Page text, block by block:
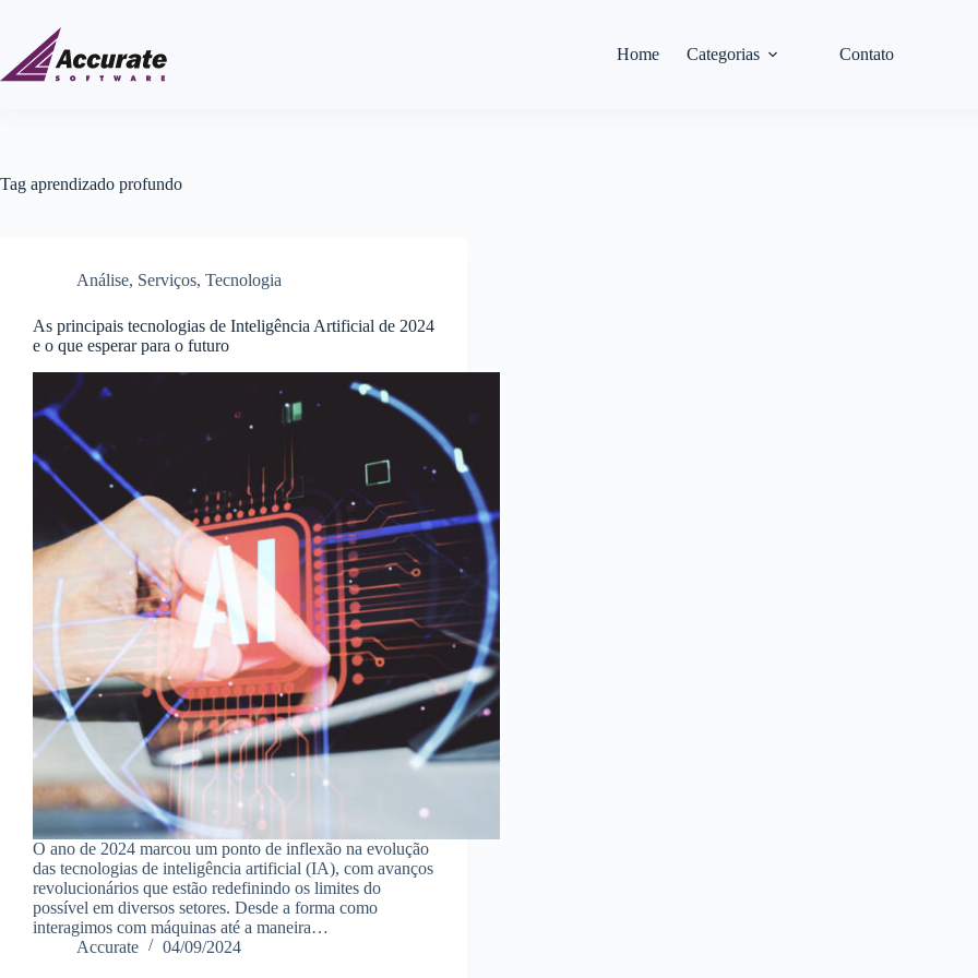
Home Categorias Contato
Tag aprendizado profundo
Análise, Serviços, Tecnologia
As principais tecnologias de Inteligência Artificial de 2024
e o que esperar para o futuro
O ano de 2024 marcou um ponto de inflexão na evolução
das tecnologias de inteligência artificial (IA), com avanços
revolucionários que estão redefinindo os limites do
possível em diversos setores. Desde a forma como
interagimos com máquinas até a maneira…
Accurate
04/09/2024